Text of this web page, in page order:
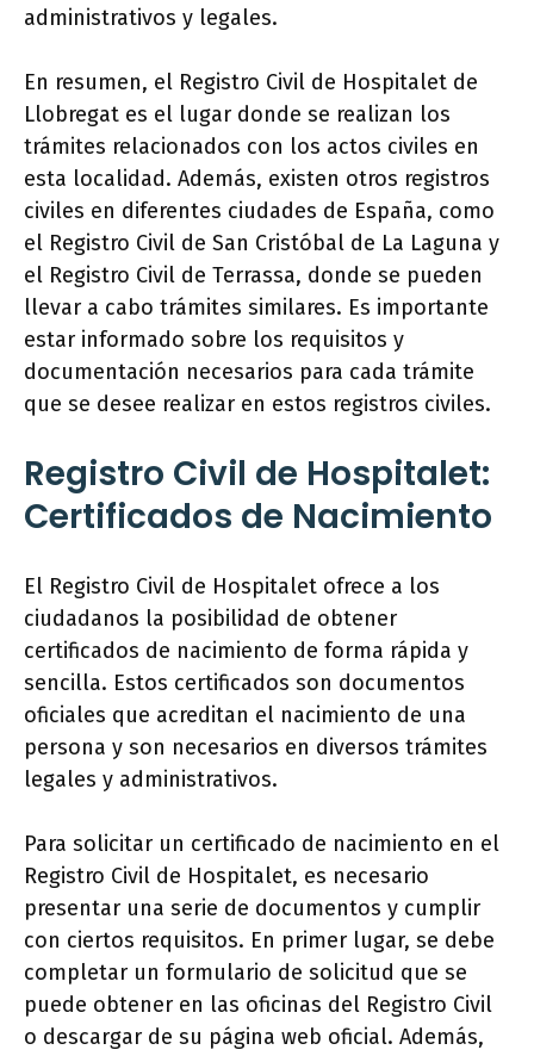
administrativos y legales.
En resumen, el Registro Civil de Hospitalet de
Llobregat es el lugar donde se realizan los
trámites relacionados con los actos civiles en
esta localidad. Además, existen otros registros
civiles en diferentes ciudades de España, como
el Registro Civil de San Cristóbal de La Laguna y
el Registro Civil de Terrassa, donde se pueden
llevar a cabo trámites similares. Es importante
estar informado sobre los requisitos y
documentación necesarios para cada trámite
que se desee realizar en estos registros civiles.
Registro Civil de Hospitalet:
Certificados de Nacimiento
El Registro Civil de Hospitalet ofrece a los
ciudadanos la posibilidad de obtener
certificados de nacimiento de forma rápida y
sencilla. Estos certificados son documentos
oficiales que acreditan el nacimiento de una
persona y son necesarios en diversos trámites
legales y administrativos.
Para solicitar un certificado de nacimiento en el
Registro Civil de Hospitalet, es necesario
presentar una serie de documentos y cumplir
con ciertos requisitos. En primer lugar, se debe
completar un formulario de solicitud que se
puede obtener en las oficinas del Registro Civil
o descargar de su página web oficial. Además,